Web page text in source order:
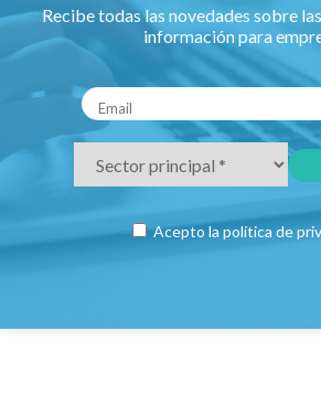
Recibe todas las novedades sobre
información para
Acepto la política de